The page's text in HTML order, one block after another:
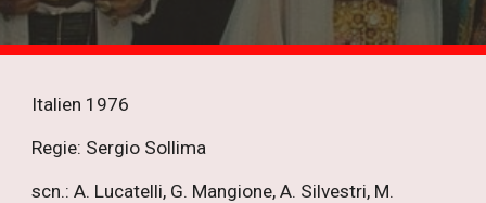
Italien 1976
Regie: Sergio Sollima
scn.: A. Lucatelli, G. Mangione, A. Silvestri, M.